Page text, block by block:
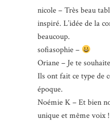
nicole – Très beau
inspiré. L’idée de la
beaucoup.
sofiasophie –
Oriane – Je te
Ils ont fait ce type de
époque.
Noémie K – Et bien
unique et même voix !